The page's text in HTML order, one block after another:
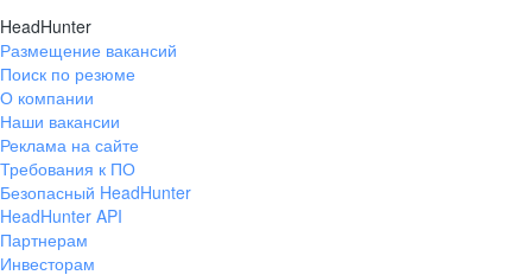
Екатеринбург
ул. Боевых Дружин, стр. 20,
+7 343 226-79-99
pr@ural.hh.ru
ул. Янковского, д. 169, 7 этаж,
HeadHunter
Размещение вакансий
Поиск по резюме
О компании
Наши вакансии
Реклама на сайте
Требования к ПО
Безопасный HeadHunter
HeadHunter API
Партнерам
Инвесторам